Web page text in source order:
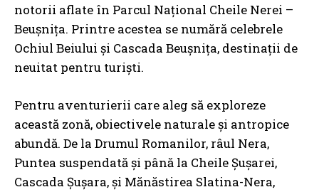
notorii aflate în Parcul Național Cheile Nerei –
Beușnița. Printre acestea se numără celebrele
Ochiul Beiului și Cascada Beușnița, destinații de
neuitat pentru turiști.
Pentru aventurierii care aleg să exploreze
această zonă, obiectivele naturale și antropice
abundă. De la Drumul Romanilor, râul Nera,
Puntea suspendată și până la Cheile Șușarei,
Cascada Șușara, și Mănăstirea Slatina-Nera,